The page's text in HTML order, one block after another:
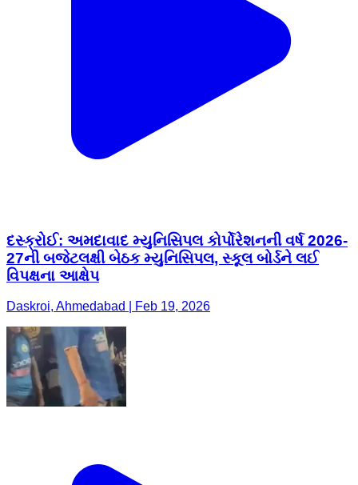
દસ્ક્રોઈ: અમદાવાદ મ્યુનિસિપલ કોર્પોરેશનની વર્ષ 2026-
27ની બજેટલક્ષી બેઠક મ્યુનિસિપલ, સ્કૂલ બોર્ડને લઈ
વિપક્ષના આક્ષેપ
Daskroi, Ahmedabad | Feb 19, 2026